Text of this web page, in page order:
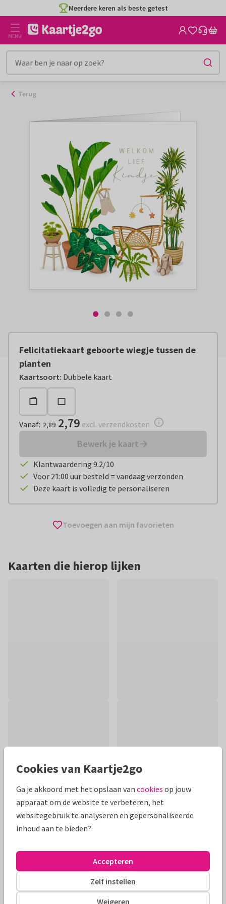
naar
inhoud
Meerdere keren als beste getest
MENU
Terug
Felicitatiekaart geboorte wiegje tussen de
planten
Kaartsoort: Dubbele kaart
Vanaf:€ 2,79 excl. verzendkosten
Vanaf: 2,89 2,79 excl. verzendkosten
Bewerk je kaart
Klantwaardering 9.2/10
Voor 21:00 uur besteld = vandaag verzonden
Deze kaart is volledig te personaliseren
Toevoegen aan mijn favorieten
Kaarten die hierop lijken
Sfeervolle kaart met een illustratie van een wiegje, flesje,
mobile, slabbetje en pakje tussen de planten.
Alle kaarten zijn helemaal naar wens aan te passen
Cookies van Kaartje2go
Ga je akkoord met het opslaan van cookies op jouw
apparaat om de website te verbeteren, het
websitegebruik te analyseren en gepersonaliseerde
inhoud aan te bieden?
Weigeren
Zelf instellen
Accepteren